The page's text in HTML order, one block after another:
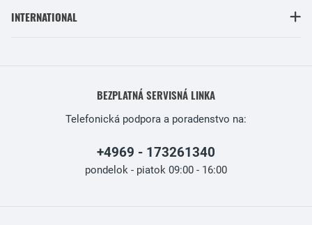
INTERNATIONAL
BEZPLATNÁ SERVISNÁ LINKA
Telefonická podpora a poradenstvo na:
+4969 - 173261340
pondelok - piatok 09:00 - 16:00